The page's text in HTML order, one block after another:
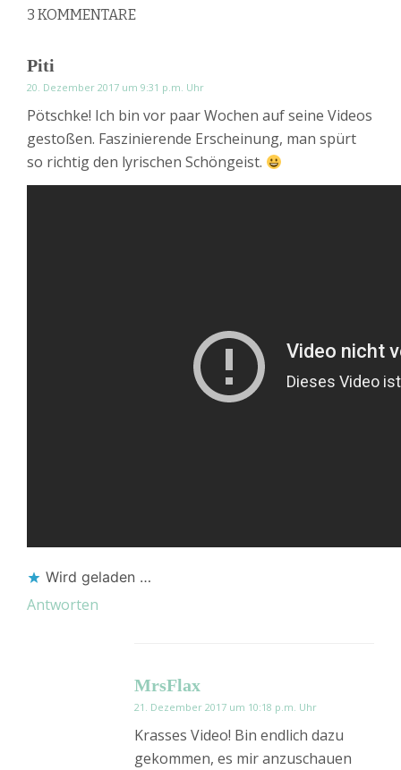
3 KOMMENTARE
Piti
20. Dezember 2017 um 9:31 p.m. Uhr
Pötschke! Ich bin vor paar Wochen auf seine Videos
gestoßen. Faszinierende Erscheinung, man spürt
so richtig den lyrischen Schöngeist.
Wird geladen …
Antworten
MrsFlax
21. Dezember 2017 um 10:18 p.m. Uhr
Krasses Video! Bin endlich dazu
gekommen, es mir anzuschauen